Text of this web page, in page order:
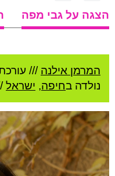
הצגה על גבי מפה
המרמן אילנה ///
נולדה בחיפה, ישראל